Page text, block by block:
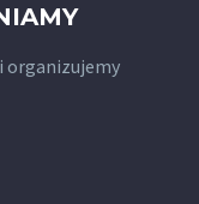
organizujemy